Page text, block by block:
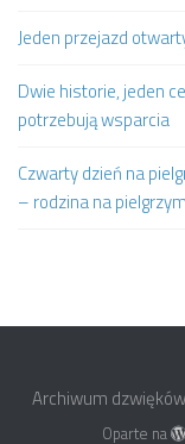
Jeden przejazd
Dwie historie, jeden
potrzebują wsparcia
Czwarty dzień na
– rodzina na
Archiwum
Oparte na